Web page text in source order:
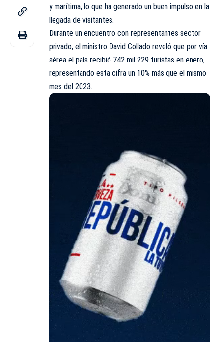
y marítima, lo que ha generado un buen impulso en la
llegada de visitantes.
Durante un encuentro con representantes sector
privado, el ministro David Collado reveló que por vía
aérea el país recibió 742 mil 229 turistas en enero,
representando esta cifra un 10% más que el mismo
mes del 2023.